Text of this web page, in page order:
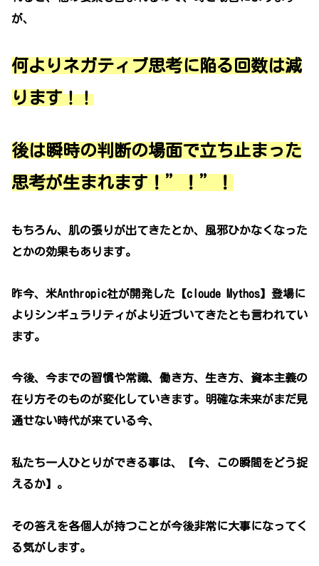
が、
何よりネガティブ思考に陥る回数は減
ります！！
後は瞬時の判断の場面で立ち止まった
思考が生まれます！”！”！
もちろん、肌の張りが出てきたとか、風邪ひかなくなった
とかの効果もあります。
昨今、米Anthropic社が開発した【cloude Mythos】登場に
よりシンギュラリティがより近づいてきたとも言われてい
ます。
今後、今までの習慣や常識、働き方、生き方、資本主義の
在り方そのものが変化していきます。明確な未来がまだ見
通せない時代が来ている今、
私たち一人ひとりができる事は、【今、この瞬間をどう捉
えるか】。
その答えを各個人が持つことが今後非常に大事になってく
る気がします。